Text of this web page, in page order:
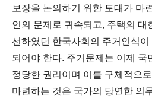
보장을 논의하기 위한 토대가 마
인의 문제로 귀속되고, 주택의 대
선하였던 한국사회의 주거인식
되어야 한다. 주거문제는 이제 국
정당한 권리이며 이를 구체적으
마련하는 것은 국가의 당연한 의